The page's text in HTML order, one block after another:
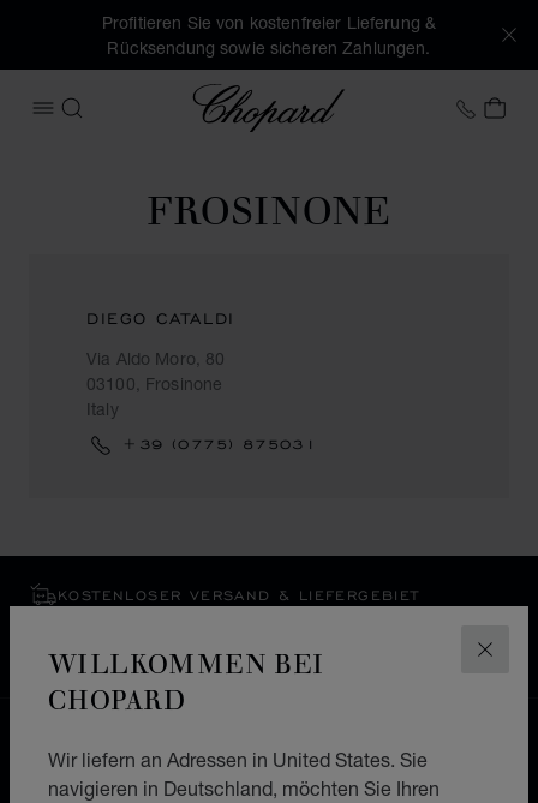
WILLKOMMEN BEI
CHOPARD
Wir liefern an Adressen in United States. Sie
navigieren in Deutschland, möchten Sie Ihren
Profitieren Sie von kostenfreier Lieferung &
Rücksendung sowie sicheren Zahlungen.
MENÜ ÖFFNEN
SUCHEN
Chopard +49
FROSINONE
DIEGO CATALDI
Via Aldo Moro, 80
03100, Frosinone
Italy
+39 (0775) 875031
KOSTENLOSER VERSAND & LIEFERGEBIET
UMTAUSCH
ALLE GESCHÄFTE EUROPA ITALIEN